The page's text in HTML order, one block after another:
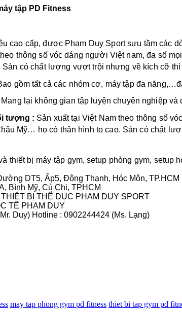
tập PD Fitness
cao cấp, được Pham Duy Sport sưu tầm các
thông số vóc dáng người Việt nam, đa số
Sản có chất lượng vượt trội nhưng về kích cỡ
gồm tất cả các nhóm cơ, máy tập đa
Mang lại không gian tập luyện chuyên nghiệp và
tượng : Sản xuất tại Việt Nam theo thông số
Mỹ… họ có thân hình to cao. Sản có chất
thiết bị máy tập gym, setup phòng gym,
DT5, Ấp5, Đông Thạnh, Hóc Môn, TP.HCM
Bình Mỹ, Củ Chi, TPHCM
BỊ THỂ DỤC PHAM DUY SPORT
TẾ PHẠM DUY
Duy) Hotline : 0902244424 (Ms. Lạng)
may tap phong gym pd fitness thiet bi tap gym pd